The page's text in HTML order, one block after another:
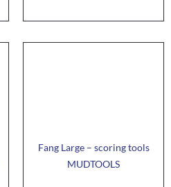
Fang Large – scoring tools
MUDTOOLS